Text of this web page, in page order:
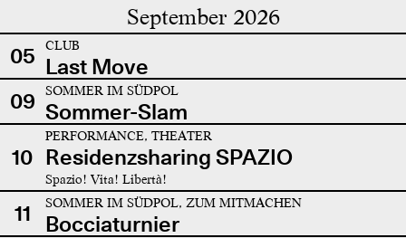
September 2026
05 CLUB
Last Move
09
SOMMER IM SÜDPOL
Sommer-Slam
10
PERFORMANCE, THEATER
Residenzsharing SPAZIO
Spazio! Vita! Libertà!
11 SOMMER IM SÜDPOL, ZUM MITMACHEN
Bocciaturnier